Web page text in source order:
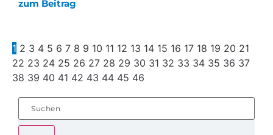
zum Beitrag
1 2 3 4 5 6 7 8 9 10 11 12 13 14 15 16 17 18 19 20 21
22 23 24 25 26 27 28 29 30 31 32 33 34 35 36 37
38 39 40 41 42 43 44 45 46